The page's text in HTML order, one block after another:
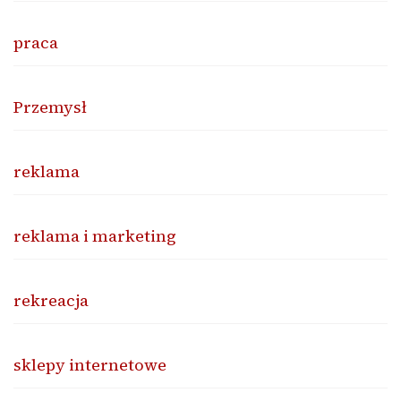
praca
Przemysł
reklama
reklama i marketing
rekreacja
sklepy internetowe